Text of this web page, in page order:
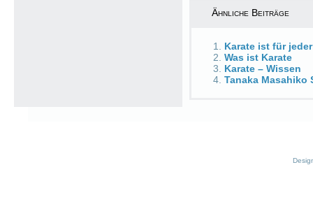
Ähnliche Beiträge
Karate ist für
Was ist Karate
Karate – Wissen
Tanaka Masahiko